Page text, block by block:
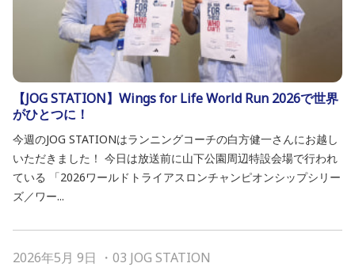
【JOG STATION】Wings for Life World Run 2026で世界
がひとつに！
今週のJOG STATIONはランニングコーチの白方健一さんにお越し
いただきました！ 今日は放送前に山下公園周辺特設会場で行われ
ている 「2026ワールドトライアスロンチャンピオンシップシリー
ズ／ワー...
2026年5月 9日 ・ 03 JOG STATION